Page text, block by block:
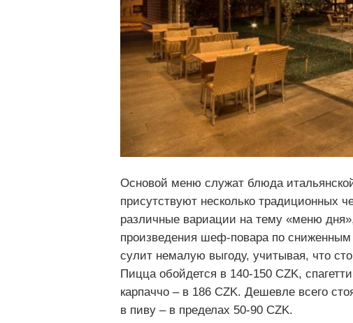
Основой меню служат блюда
присутствуют несколько
различные вариации на тему «меню
произведения шеф-повара по
сулит немалую выгоду, учитывая, что
Пицца обойдется в 140-150 CZK,
карпаччо – в 186 CZK. Дешевле всего
в пиву – в пределах 50-90 CZK.